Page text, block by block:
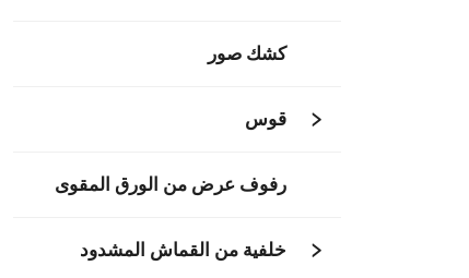
كشك صور
قوس
رفوف عرض من الورق المقوى
خلفية من القماش المشدود